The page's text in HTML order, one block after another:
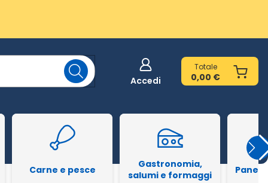
Accedi
Totale
0,00 €
Carne e pesce
Gastronomia,
salumi e formaggi
Pane